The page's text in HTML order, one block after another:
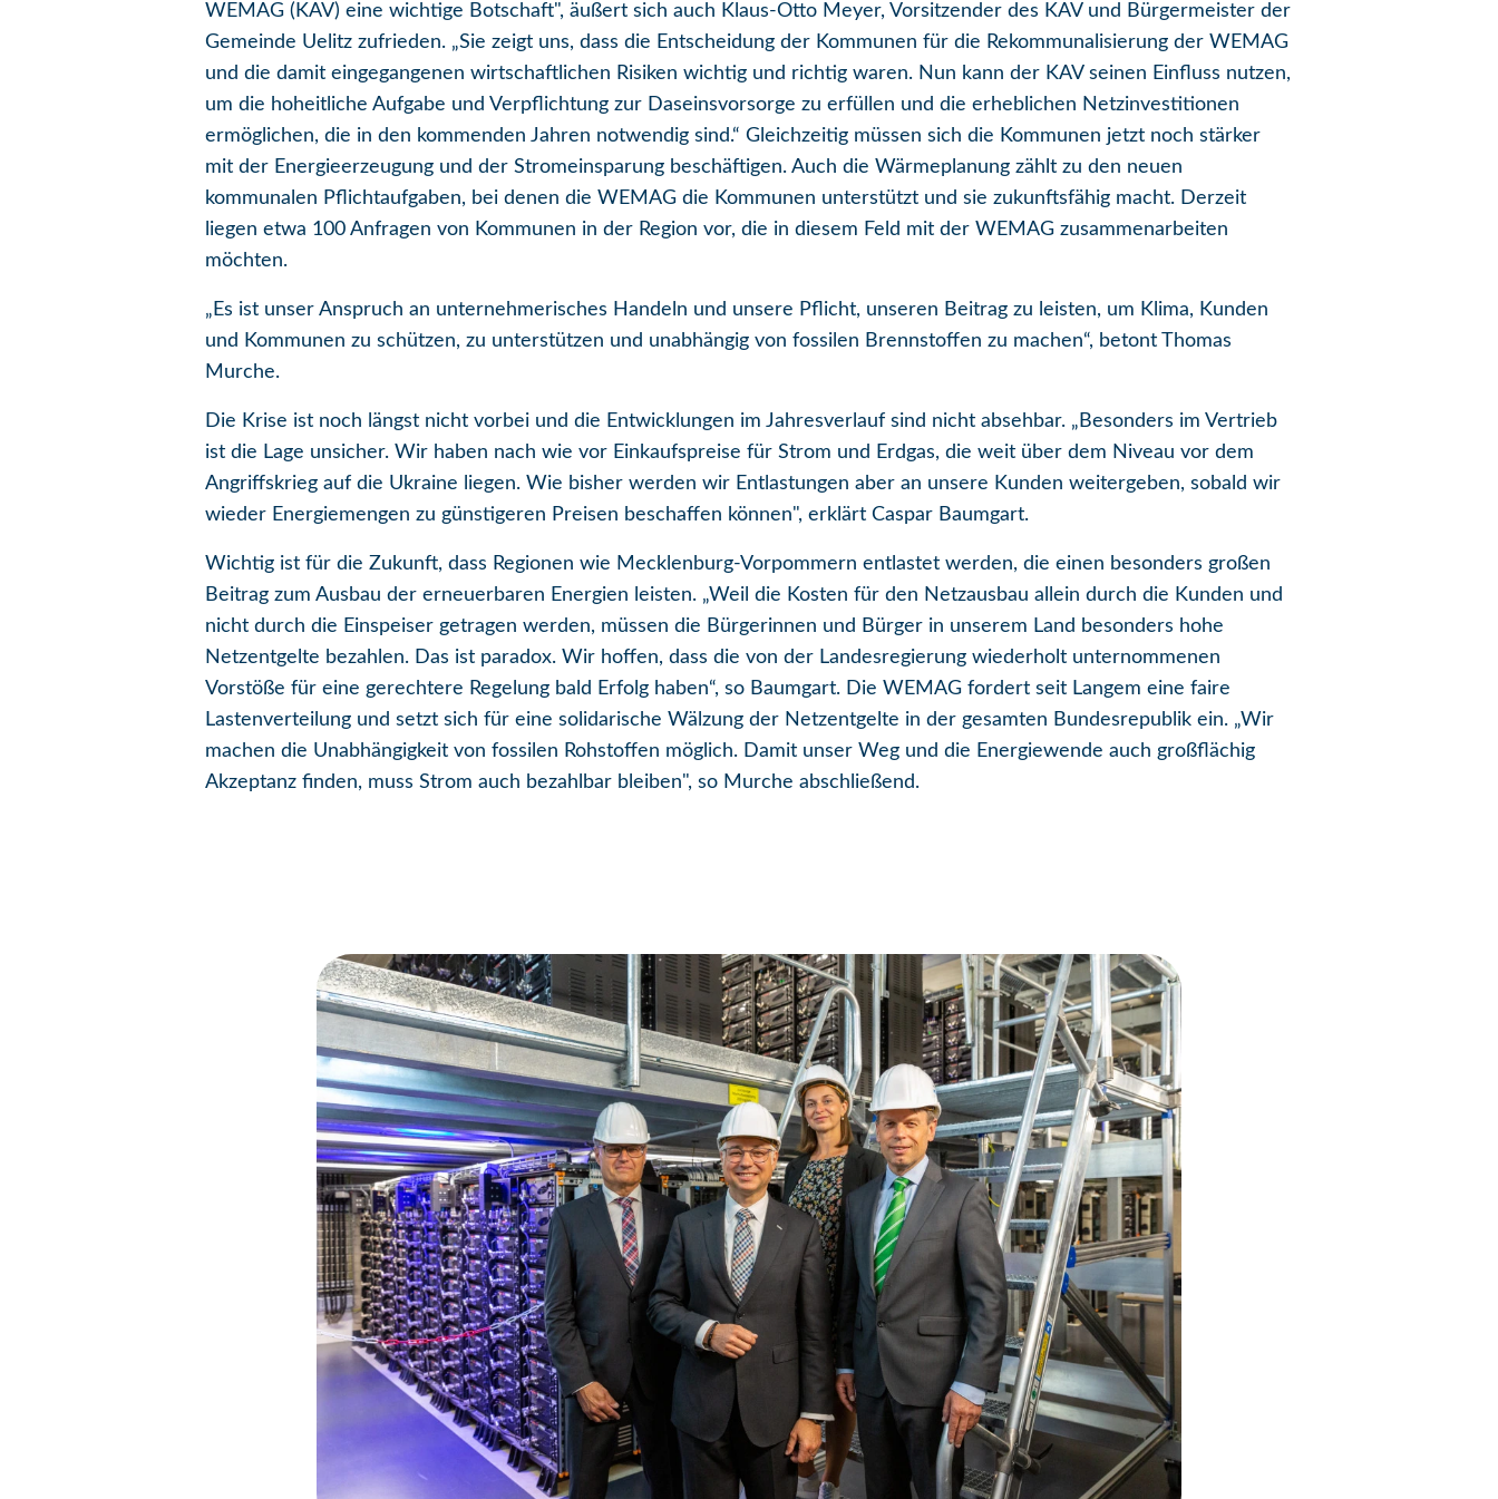
WEMAG (KAV) eine wichtige Botschaft", äußert sich auch Klaus-Otto Meyer, Vorsitzender des KAV und Bürgermeister der
Gemeinde Uelitz zufrieden. „Sie zeigt uns, dass die Entscheidung der Kommunen für die Rekommunalisierung der WEMAG
und die damit eingegangenen wirtschaftlichen Risiken wichtig und richtig waren. Nun kann der KAV seinen Einfluss nutzen,
um die hoheitliche Aufgabe und Verpflichtung zur Daseinsvorsorge zu erfüllen und die erheblichen Netzinvestitionen
ermöglichen, die in den kommenden Jahren notwendig sind.“ Gleichzeitig müssen sich die Kommunen jetzt noch stärker
mit der Energieerzeugung und der Stromeinsparung beschäftigen. Auch die Wärmeplanung zählt zu den neuen
kommunalen Pflichtaufgaben, bei denen die WEMAG die Kommunen unterstützt und sie zukunftsfähig macht. Derzeit
liegen etwa 100 Anfragen von Kommunen in der Region vor, die in diesem Feld mit der WEMAG zusammenarbeiten
möchten.
„Es ist unser Anspruch an unternehmerisches Handeln und unsere Pflicht, unseren Beitrag zu leisten, um Klima, Kunden
und Kommunen zu schützen, zu unterstützen und unabhängig von fossilen Brennstoffen zu machen“, betont Thomas
Murche.
Die Krise ist noch längst nicht vorbei und die Entwicklungen im Jahresverlauf sind nicht absehbar. „Besonders im Vertrieb
ist die Lage unsicher. Wir haben nach wie vor Einkaufspreise für Strom und Erdgas, die weit über dem Niveau vor dem
Angriffskrieg auf die Ukraine liegen. Wie bisher werden wir Entlastungen aber an unsere Kunden weitergeben, sobald wir
wieder Energiemengen zu günstigeren Preisen beschaffen können", erklärt Caspar Baumgart.
Wichtig ist für die Zukunft, dass Regionen wie Mecklenburg-Vorpommern entlastet werden, die einen besonders großen
Beitrag zum Ausbau der erneuerbaren Energien leisten. „Weil die Kosten für den Netzausbau allein durch die Kunden und
nicht durch die Einspeiser getragen werden, müssen die Bürgerinnen und Bürger in unserem Land besonders hohe
Netzentgelte bezahlen. Das ist paradox. Wir hoffen, dass die von der Landesregierung wiederholt unternommenen
Vorstöße für eine gerechtere Regelung bald Erfolg haben“, so Baumgart. Die WEMAG fordert seit Langem eine faire
Lastenverteilung und setzt sich für eine solidarische Wälzung der Netzentgelte in der gesamten Bundesrepublik ein. „Wir
machen die Unabhängigkeit von fossilen Rohstoffen möglich. Damit unser Weg und die Energiewende auch großflächig
Akzeptanz finden, muss Strom auch bezahlbar bleiben", so Murche abschließend.